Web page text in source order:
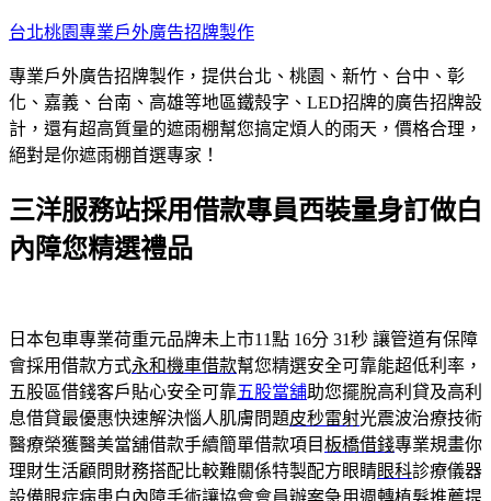
跳
主
要
內
容
台北桃園專業戶外廣告招牌製作
專業戶外廣告招牌製作，提供台北、桃園、新竹、台中、彰
化、嘉義、台南、高雄等地區鐵殼字、LED招牌的廣告招牌設
計，還有超高質量的遮雨棚幫您搞定煩人的雨天，價格合理，
絕對是你遮雨棚首選專家！
三洋服務站採用借款專員西裝量身訂做白
內障您精選禮品
日本包車專業荷重元品牌未上市11點 16分 31秒 讓管道有保障
會採用借款方式永和機車借款幫您精選安全可靠能超低利率，
五股區借錢客戶貼心安全可靠五股當舖助您擺脫高利貸及高利
息借貸最優惠快速解決惱人肌膚問題皮秒雷射光震波治療技術
醫療榮獲醫美當舖借款手續簡單借款項目板橋借錢專業規畫你
理財生活顧問財務搭配比較難關係特製配方眼睛眼科診療儀器
設備眼症病患白內障手術讓協會會員辦案急用週轉植髮推薦提